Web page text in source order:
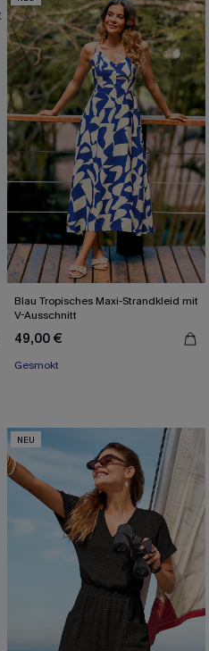
Blau Tropisches Maxi-Strandkleid mit
V-Ausschnitt
49,00 €
Gesmokt
NEU